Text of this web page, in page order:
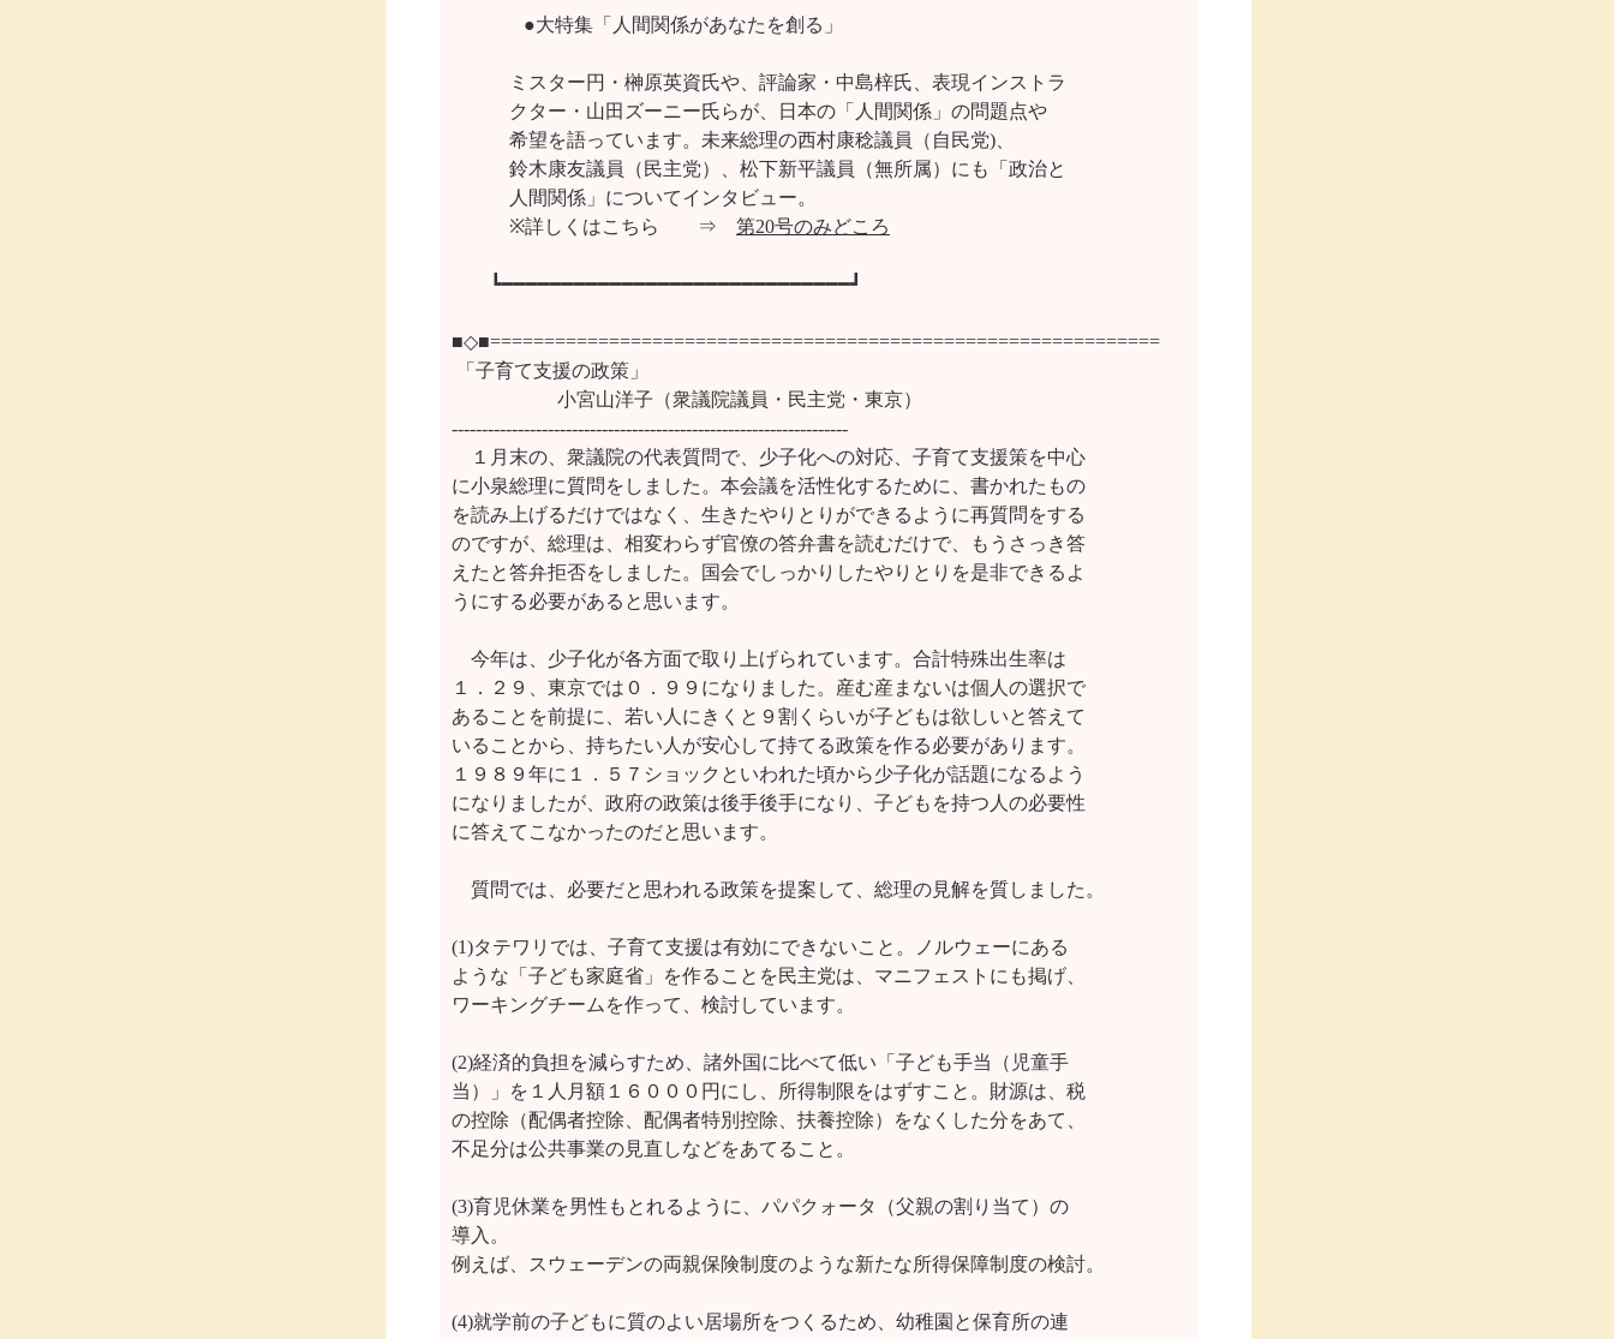
●大特集「人間関係があなたを創る」
ミスター円・榊原英資氏や、評論家・中島梓氏、表現インストラ
クター・山田ズーニー氏らが、日本の「人間関係」の問題点や
希望を語っています。未来総理の西村康稔議員（自民党)、
鈴木康友議員（民主党）、松下新平議員（無所属）にも「政治と
人間関係」についてインタビュー。
※詳しくはこちら　　⇒ 第20号のみどころ
┗━━━━━━━━━━━━━━━━━━━━━━━━━━━━━┛
■◇■==============================================================
「子育て支援の政策」
  　　　　　小宮山洋子（衆議院議員・民主党・東京）
------------------------------------------------------------------
１月末の、衆議院の代表質問で、少子化への対応、子育て支援策を中心
に小泉総理に質問をしました。本会議を活性化するために、書かれたもの
を読み上げるだけではなく、生きたやりとりができるように再質問をする
のですが、総理は、相変わらず官僚の答弁書を読むだけで、もうさっき答
えたと答弁拒否をしました。国会でしっかりしたやりとりを是非できるよ
うにする必要があると思います。
今年は、少子化が各方面で取り上げられています。合計特殊出生率は
１．２９、東京では０．９９になりました。産む産まないは個人の選択で
あることを前提に、若い人にきくと９割くらいが子どもは欲しいと答えて
いることから、持ちたい人が安心して持てる政策を作る必要があります。
１９８９年に１．５７ショックといわれた頃から少子化が話題になるよう
になりましたが、政府の政策は後手後手になり、子どもを持つ人の必要性
に答えてこなかったのだと思います。
質問では、必要だと思われる政策を提案して、総理の見解を質しました。
(1)タテワリでは、子育て支援は有効にできないこと。ノルウェーにある
ような「子ども家庭省」を作ることを民主党は、マニフェストにも掲げ、
ワーキングチームを作って、検討しています。
(2)経済的負担を減らすため、諸外国に比べて低い「子ども手当（児童手
当）」を１人月額１６０００円にし、所得制限をはずすこと。財源は、税
の控除（配偶者控除、配偶者特別控除、扶養控除）をなくした分をあて、
不足分は公共事業の見直しなどをあてること。
(3)育児休業を男性もとれるように、パパクォータ（父親の割り当て）の
導入。
例えば、スウェーデンの両親保険制度のような新たな所得保障制度の検討。
(4)就学前の子どもに質のよい居場所をつくるため、幼稚園と保育所の連